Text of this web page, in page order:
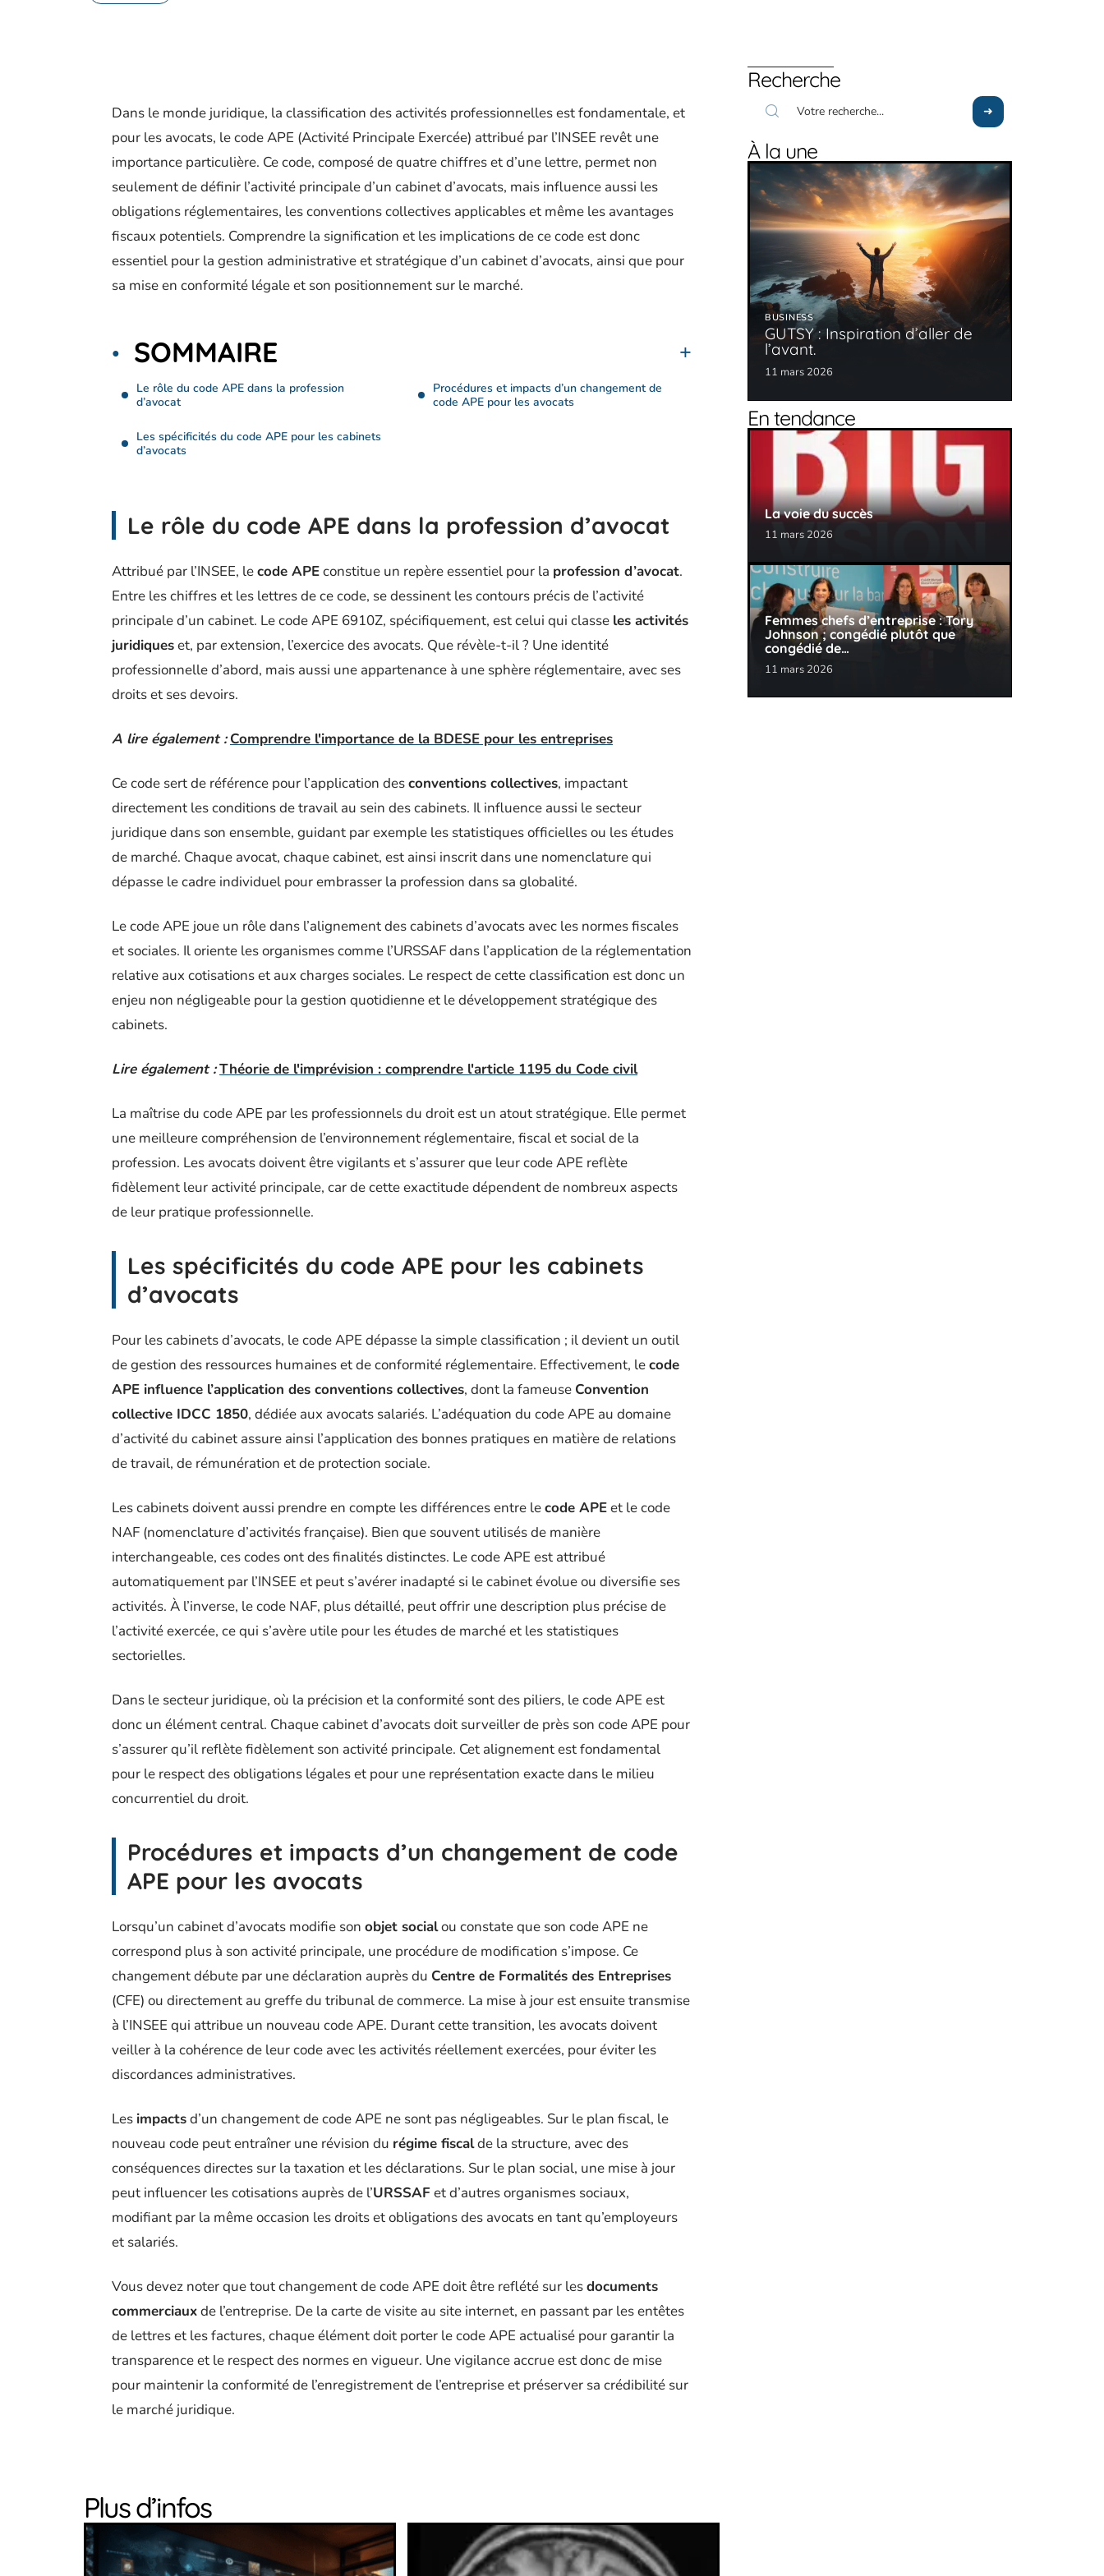
Dans le monde juridique, la classification des activités professionnelles est fondamentale, et
pour les avocats, le code APE (Activité Principale Exercée) attribué par l’INSEE revêt une
importance particulière. Ce code, composé de quatre chiffres et d’une lettre, permet non
seulement de définir l’activité principale d’un cabinet d’avocats, mais influence aussi les
obligations réglementaires, les conventions collectives applicables et même les avantages
fiscaux potentiels. Comprendre la signification et les implications de ce code est donc
essentiel pour la gestion administrative et stratégique d’un cabinet d’avocats, ainsi que pour
sa mise en conformité légale et son positionnement sur le marché.
SOMMAIRE
Le rôle du code APE dans la profession
d’avocat
Les spécificités du code APE pour les cabinets
d’avocats
Procédures et impacts d’un changement de
code APE pour les avocats
Le rôle du code APE dans la profession d’avocat
Attribué par l’INSEE, lecode APEconstitue un repère essentiel pour la profession d’avocat.
Entre les chiffres et les lettres de ce code, se dessinent les contours précis de l’activité
principale d’un cabinet. Le code APE 6910Z, spécifiquement, est celui qui classe les activités
juridiqueset, par extension, l’exercice des avocats. Que révèle-t-il ? Une identité
professionnelle d’abord, mais aussi une appartenance à une sphère réglementaire, avec ses
droits et ses devoirs.
A lire également : Comprendre l'importance de la BDESE pour les entreprises
Ce code sert de référence pour l’application desconventions collectives, impactant
directement les conditions de travail au sein des cabinets. Il influence aussi le secteur
juridique dans son ensemble, guidant par exemple les statistiques officielles ou les études
de marché. Chaque avocat, chaque cabinet, est ainsi inscrit dans une nomenclature qui
dépasse le cadre individuel pour embrasser la profession dans sa globalité.
Le code APE joue un rôle dans l’alignement des cabinets d’avocats avec les normes fiscales
et sociales. Il oriente les organismes comme l’URSSAF dans l’application de la réglementation
relative aux cotisations et aux charges sociales. Le respect de cette classification est donc un
enjeu non négligeable pour la gestion quotidienne et le développement stratégique des
cabinets.
Lire également :Théorie de l'imprévision : comprendre l'article 1195 du Code civil
La maîtrise du code APE par les professionnels du droit est un atout stratégique. Elle permet
une meilleure compréhension de l’environnement réglementaire, fiscal et social de la
profession. Les avocats doivent être vigilants et s’assurer que leur code APE reflète
fidèlement leur activité principale, car de cette exactitude dépendent de nombreux aspects
de leur pratique professionnelle.
Les spécificités du code APE pour les cabinets
d’avocats
Pour les cabinets d’avocats, le code APE dépasse la simple classification ; il devient un outil
de gestion des ressources humaines et de conformité réglementaire. Effectivement, lecode
APE influence l’application des conventions collectives, dont la fameuse Convention
collective IDCC 1850, dédiée aux avocats salariés. L’adéquation du code APE au domaine
d’activité du cabinet assure ainsi l’application des bonnes pratiques en matière de relations
de travail, de rémunération et de protection sociale.
Les cabinets doivent aussi prendre en compte les différences entre lecode APEet le code
NAF (nomenclature d’activités française). Bien que souvent utilisés de manière
interchangeable, ces codes ont des finalités distinctes. Le code APE est attribué
automatiquement par l’INSEE et peut s’avérer inadapté si le cabinet évolue ou diversifie ses
activités. À l’inverse, le code NAF, plus détaillé, peut offrir une description plus précise de
l’activité exercée, ce qui s’avère utile pour les études de marché et les statistiques
sectorielles.
Dans le secteur juridique, où la précision et la conformité sont des piliers, le code APE est
donc un élément central. Chaque cabinet d’avocats doit surveiller de près son code APE pour
s’assurer qu’il reflète fidèlement son activité principale. Cet alignement est fondamental
pour le respect des obligations légales et pour une représentation exacte dans le milieu
concurrentiel du droit.
Procédures et impacts d’un changement de code
APE pour les avocats
Lorsqu’un cabinet d’avocats modifie son objet socialou constate que son code APE ne
correspond plus à son activité principale, une procédure de modification s’impose. Ce
changement débute par une déclaration auprès du Centre de Formalités des Entreprises
(CFE) ou directement au greffe du tribunal de commerce. La mise à jour est ensuite transmise
à l’INSEE qui attribue un nouveau code APE. Durant cette transition, les avocats doivent
veiller à la cohérence de leur code avec les activités réellement exercées, pour éviter les
discordances administratives.
Les impactsd’un changement de code APE ne sont pas négligeables. Sur le plan fiscal, le
nouveau code peut entraîner une révision du régime fiscalde la structure, avec des
conséquences directes sur la taxation et les déclarations. Sur le plan social, une mise à jour
peut influencer les cotisations auprès de l’URSSAFet d’autres organismes sociaux,
modifiant par la même occasion les droits et obligations des avocats en tant qu’employeurs
et salariés.
Vous devez noter que tout changement de code APE doit être reflété sur lesdocuments
commerciauxde l’entreprise. De la carte de visite au site internet, en passant par les entêtes
de lettres et les factures, chaque élément doit porter le code APE actualisé pour garantir la
transparence et le respect des normes en vigueur. Une vigilance accrue est donc de mise
pour maintenir la conformité de l’enregistrement de l’entreprise et préserver sa crédibilité sur
le marché juridique.
Plus d’infos
Recherche
À la une
BUSINESS
GUTSY : Inspiration d’aller de
l’avant.
11 mars 2026
En tendance
La voie du succès
11 mars 2026
Femmes chefs d’entreprise : Tory
Johnson ; congédié plutôt que
congédié de…
11 mars 2026